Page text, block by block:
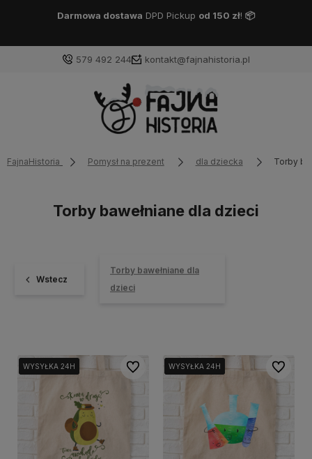
Darmowa dostawa DPD Pickup od 150 zł! 📦
579 492 244 kontakt@fajnahistoria.pl
FajnaHistoria Pomysł na prezent dla dziecka Torby
Torby bawełniane dla dzieci
Wstecz
Torby bawełniane dla
dzieci
WYSYŁKA 24H
WYSYŁKA 24H
WYSYŁKA 24H Do ulubionychWYSYŁKA 24H
WYSYŁKA 24H
WYSYŁKA 24H Do